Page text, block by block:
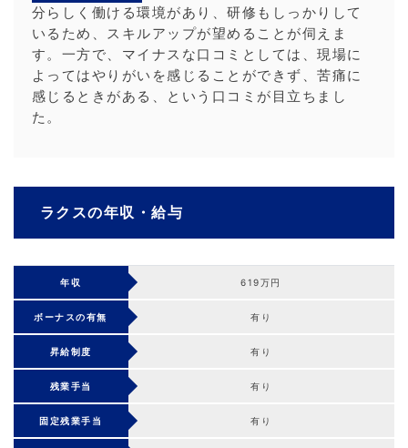
分らしく働ける環境があり、研修もしっかりして
いるため、スキルアップが望めることが伺えま
す。一方で、マイナスな口コミとしては、現場に
よってはやりがいを感じることができず、苦痛に
感じるときがある、という口コミが目立ちまし
た。
ラクスの年収・給与
年収 619万円
ボーナスの有無 有り
昇給制度 有り
残業手当 有り
固定残業手当 有り